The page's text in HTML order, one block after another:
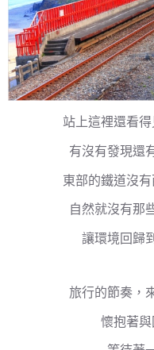
站上這裡還看
有沒有發現還
東部的鐵道沒
自然就沒有那
讓環境回歸
旅行的節奏，
懷抱著